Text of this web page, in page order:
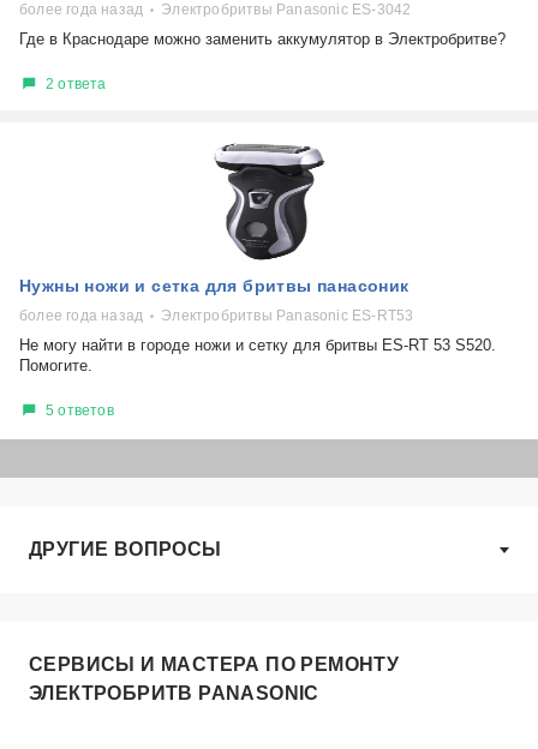
более года назад Электробритвы Panasonic ES-3042
Где в Краснодаре можно заменить аккумулятор в Электробритве?
2 ответа
Нужны ножи и сетка для бритвы панасоник
более года назад Электробритвы Panasonic ES-RT53
Не могу найти в городе ножи и сетку для бритвы ES-RT 53 S520.
Помогите.
5 ответов
ДРУГИЕ ВОПРОСЫ
СЕРВИСЫ И МАСТЕРА ПО РЕМОНТУ
ЭЛЕКТРОБРИТВ PANASONIC